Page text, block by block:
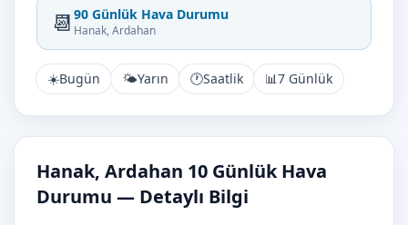
📆 90 Günlük Hava Durumu
Hanak, Ardahan
☀️Bugün 🌤️Yarın 🕐Saatlik 📊7 Günlük
Hanak, Ardahan 10 Günlük Hava
Durumu — Detaylı Bilgi